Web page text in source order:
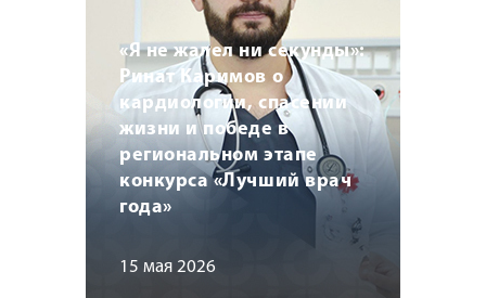
«Я не жалел ни секунды»:
Ринат Каримов о
кардиологии, спасении
жизни и победе в
региональном этапе
конкурса «Лучший врач
года»
15 мая 2026